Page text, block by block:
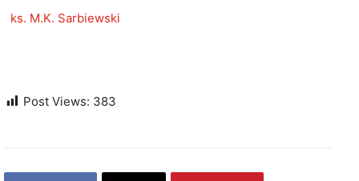
ks. M.K. Sarbiewski
Post Views: 383